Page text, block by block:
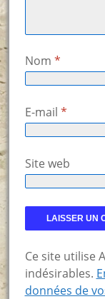
Nom *
E-mail *
Site web
Ce site utilise
indésirables.
données de